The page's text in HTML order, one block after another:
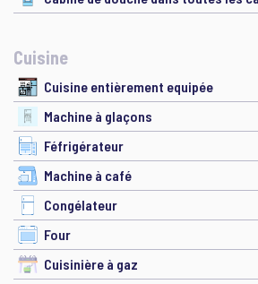
Cuisine
Cuisine entièrement equipée
Machine à glaçons
Féfrigérateur
Machine à café
Congélateur
Four
Cuisinière à gaz